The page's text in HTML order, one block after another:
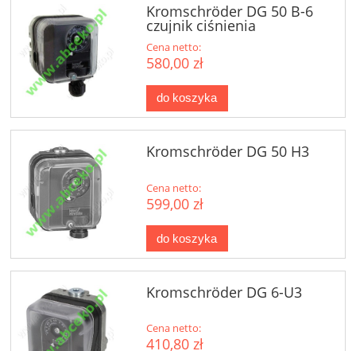
Kromschröder DG 50 B-6
czujnik ciśnienia
Cena netto:
580,00 zł
do koszyka
Kromschröder DG 50 H3
Cena netto:
599,00 zł
do koszyka
Kromschröder DG 6-U3
Cena netto:
410,80 zł